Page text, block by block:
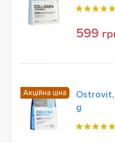
599
g
Акційна ціна